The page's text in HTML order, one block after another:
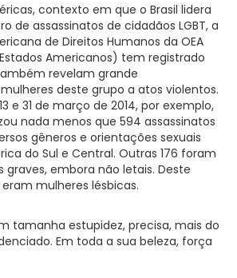
contexto em que o Brasil lidera
de assassinatos de cidadãos LGBT, a
de Direitos Humanos da OEA
Americanos) tem registrado
revelam grande
deste grupo a atos violentos.
e 31 de março de 2014, por exemplo,
nada menos que 594 assassinatos
gêneros e orientações sexuais
do Sul e Central. Outras 176 foram
embora não letais. Deste
mulheres lésbicas.
tamanha estupidez, precisa, mais do
Em toda a sua beleza, força